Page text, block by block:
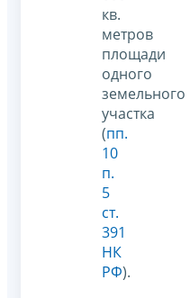
кв.
метров
площади
одного
земельного
участка
(пп.
10
п.
5
ст.
391
НК
РФ).